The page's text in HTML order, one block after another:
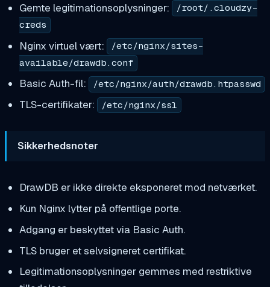
Gemte legitimationsoplysninger:
/root/.cloudzy-
creds
Nginx virtuel vært:
/etc/nginx/sites-
available/drawdb.conf
Basic Auth-fil: /etc/nginx/auth/drawdb.htpasswd
TLS-certifikater: /etc/nginx/ssl
Sikkerhedsnoter
DrawDB er ikke direkte eksponeret mod netværket.
Kun Nginx lytter på offentlige porte.
Adgang er beskyttet via Basic Auth.
TLS bruger et selvsigneret certifikat.
Legitimationsoplysninger gemmes med restriktive